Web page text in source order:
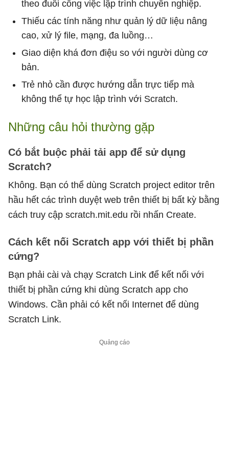
theo đuổi công việc lập trình chuyên nghiệp.
Thiếu các tính năng như quản lý dữ liệu nâng
cao, xử lý file, mạng, đa luồng…
Giao diện khá đơn điệu so với người dùng cơ
bản.
Trẻ nhỏ cần được hướng dẫn trực tiếp mà
không thể tự học lập trình với Scratch.
Những câu hỏi thường gặp
Có bắt buộc phải tải app để sử dụng
Scratch?
Không. Bạn có thể dùng Scratch project editor trên
hầu hết các trình duyệt web trên thiết bị bất kỳ bằng
cách truy cập scratch.mit.edu rồi nhấn Create.
Cách kết nối Scratch app với thiết bị phần
cứng?
Bạn phải cài và chạy Scratch Link để kết nối với
thiết bị phần cứng khi dùng Scratch app cho
Windows. Cần phải có kết nối Internet để dùng
Scratch Link.